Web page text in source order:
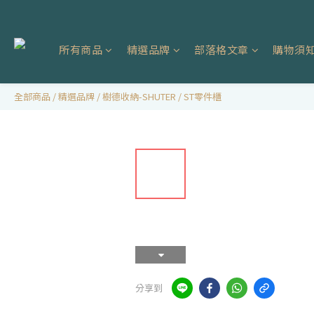
所有商品 精選品牌 部落格文章 購物須
全部商品 /精選品牌 /樹德收納-SHUTER /ST零件櫃
分享到